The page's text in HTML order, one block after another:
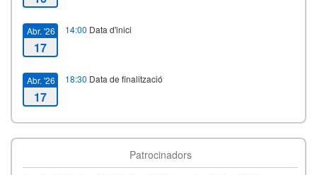
Abr. '26
17
14:00 Data d'inici
Abr. '26
17
18:30 Data de finalització
Patrocinadors